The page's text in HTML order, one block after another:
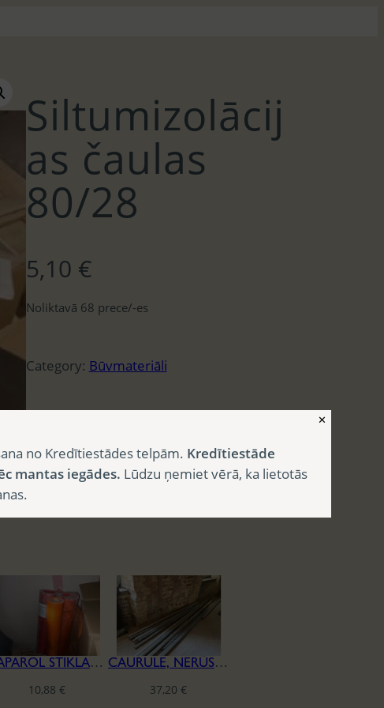
Siltumizolācij
as čaulas
80/28
5,10 €
Noliktavā 68 prece/-es
Category: Būvmateriāli
CAPAROL STIKLAŠĶIEDRAS SIETS
10,88€
CAURULE, NERŪSĒJOŠĀ TĒRAUDA
37,20€
✕
no Kredītiestādes telpām. Kredītiestāde
mantas iegādes. Lūdzu ņemiet vērā, ka lietotās